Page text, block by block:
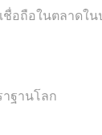
อถือในตลาดใน
ฐานโลก